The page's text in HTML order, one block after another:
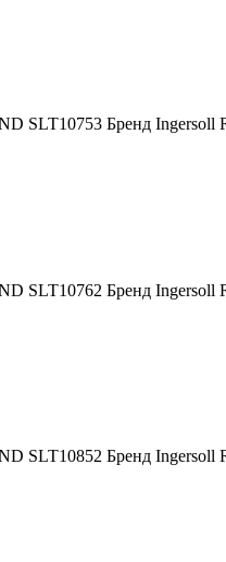
SLT10753 Бренд
SLT10762 Бренд
SLT10852 Бренд